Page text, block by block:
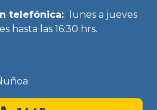
telefónica:
lunes a jueves
hasta las 16:30 hrs.